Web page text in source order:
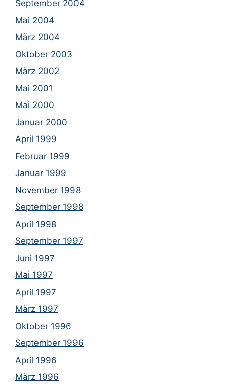
September 2004
Mai 2004
März 2004
Oktober 2003
März 2002
Mai 2001
Mai 2000
Januar 2000
April 1999
Februar 1999
Januar 1999
November 1998
September 1998
April 1998
September 1997
Juni 1997
Mai 1997
April 1997
März 1997
Oktober 1996
September 1996
April 1996
März 1996